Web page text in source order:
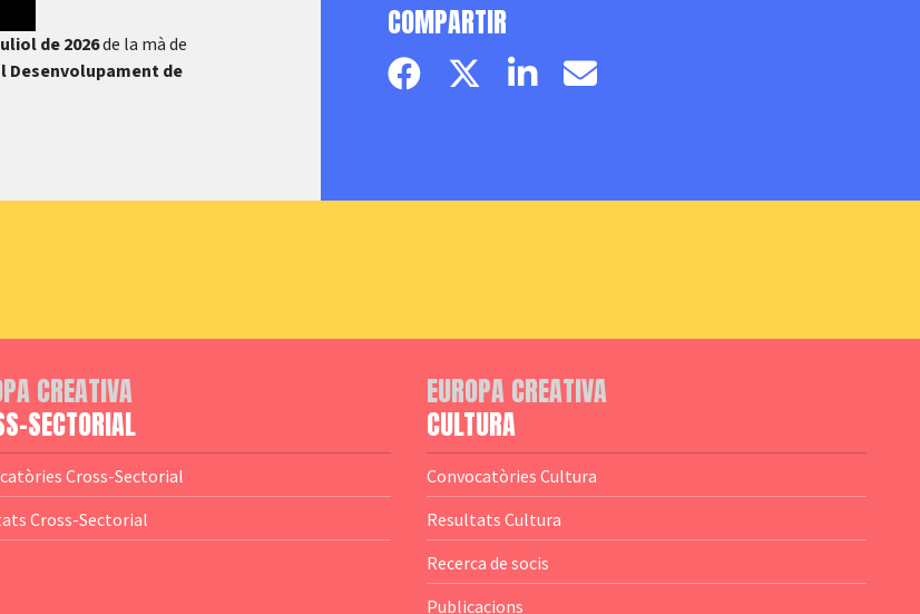
de 2026de la mà de
Desenvolupament de
COMPARTIR
Facebook pageTwitter page
LinkedinEmail
CREATIVA
SECTORIAL
Cross-Sectorial
Cross-Sectorial
EUROPA CREATIVA
CULTURA
Convocatòries Cultura
Resultats Cultura
Recerca de socis
Publicacions